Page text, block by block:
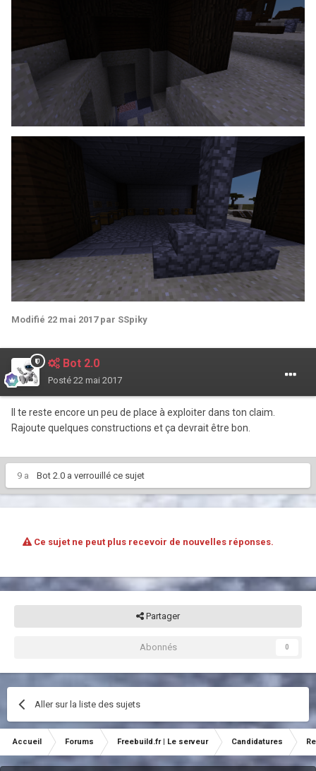
Modifié 22 mai 2017par SSpiky
Bot 2.0
Posté 22 mai 2017
Il te reste encore un peu de place à exploiter dans ton claim.
Rajoute quelques constructions et ça devrait être bon.
9 a Bot 2.0 a verrouillé ce sujet
Ce sujet ne peut plus recevoir de nouvelles réponses.
Partager
Abonnés 0
Aller sur la liste des sujets
Accueil Forums Freebuild.fr | Le serveur Candidatures